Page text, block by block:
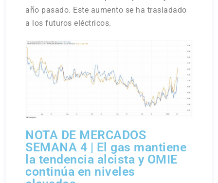
año pasado. Este aumento se ha trasladado
a los futuros eléctricos.
NOTA DE MERCADOS
SEMANA 4 | El gas mantiene
la tendencia alcista y OMIE
continúa en niveles